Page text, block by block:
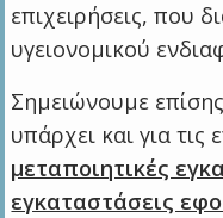
επιχειρήσεις, που
υγειονομικού
Σημειώνουμε
υπάρχει και για τις
μεταποιητικές
εγκαταστάσεις